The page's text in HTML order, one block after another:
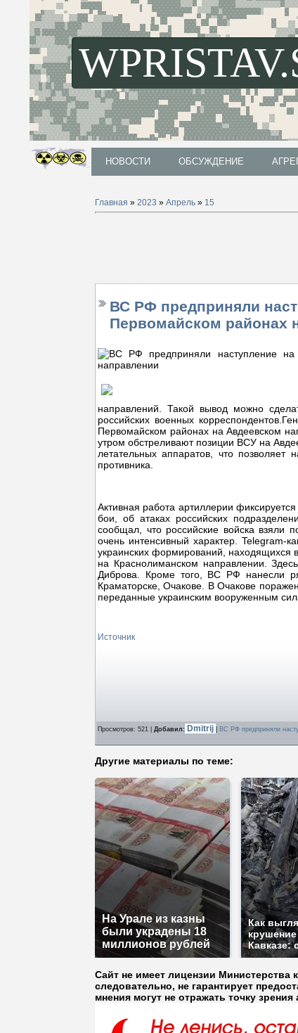
НОВОСТИ ОБСУЖДЕНИЕ
Главная » 2023 » Апрель » 15
ВС РФ предприняли
Первомайском районах
направлений. Такой вывод можно
российских военных
Первомайском районах на Авдеевском
утром обстреливают позиции ВСУ на
летательных аппаратов, что
противника.
Активная работа артиллерии
бои, об атаках российских
сообщал, что российские войска взяли
очень интенсивный характер. Telegram-
украинских формирований, находящихся
на Краснолиманском направлении.
Диброва. Кроме того, ВС РФ нанесли
Краматорске, Очакове. В Очакове
переданные украинским вооруженным
Источник
Просмотров: 521 | Добавил: Dmitrij ВС РФ предприняли
Другие материалы по теме:
На Урале из казны
были украдены 18
миллионов рублей
Как
крушение
Кавказе:
Сайт не имеет лицензии
следовательно, не гарантирует
мнения могут не отражать точку